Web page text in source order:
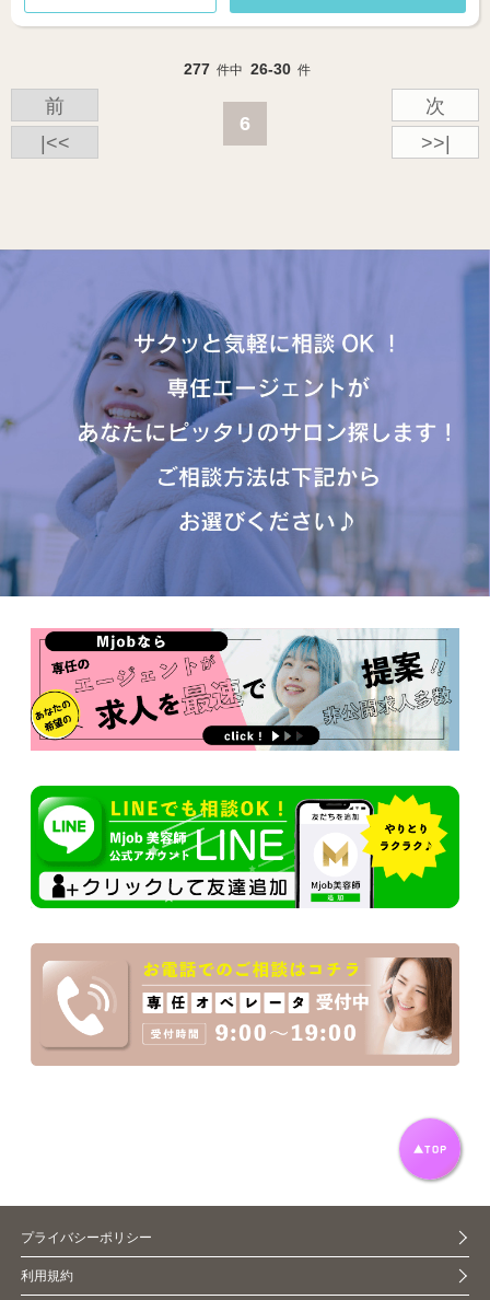
277 件中 26-30 件
|<<
前
6
次
>>|
プライバシーポリシー
利用規約